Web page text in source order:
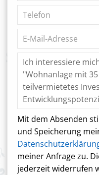
Mit dem Absenden
und Speicherung
meiner Anfrage zu.
jederzeit widerrufen